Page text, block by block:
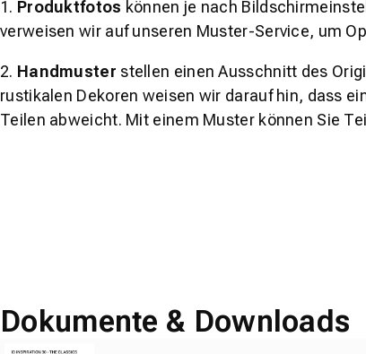
1. Produktfotos können je nach
verweisen wir auf unseren Muster-Service, um
2. Handmuster stellen einen Ausschnitt des
rustikalen Dekoren weisen wir darauf hin, dass
Teilen abweicht. Mit einem Muster können Sie
Dokumente & Downloads